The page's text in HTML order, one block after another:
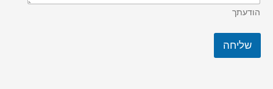
הודעתך
שליחה